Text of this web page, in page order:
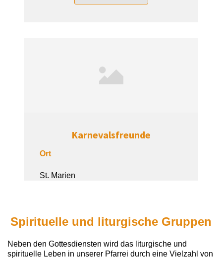
Karnevalsfreunde
Ort
St. Marien
Spirituelle und liturgische Gruppen
Neben den Gottesdiensten wird das liturgische und
spirituelle Leben in unserer Pfarrei durch eine Vielzahl von